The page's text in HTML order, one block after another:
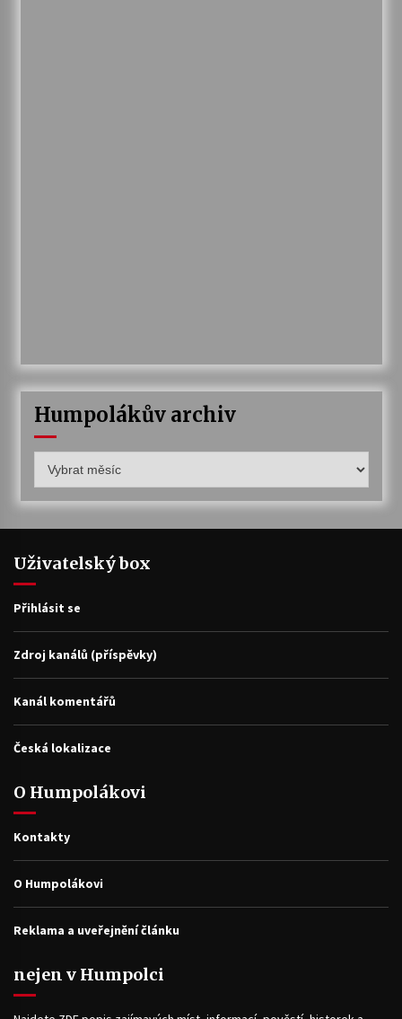
Humpolákův archiv
archiv
Uživatelský box
Přihlásit se
Zdroj kanálů (příspěvky)
Kanál komentářů
Česká lokalizace
O Humpolákovi
Kontakty
O Humpolákovi
Reklama a uveřejnění článku
nejen v Humpolci